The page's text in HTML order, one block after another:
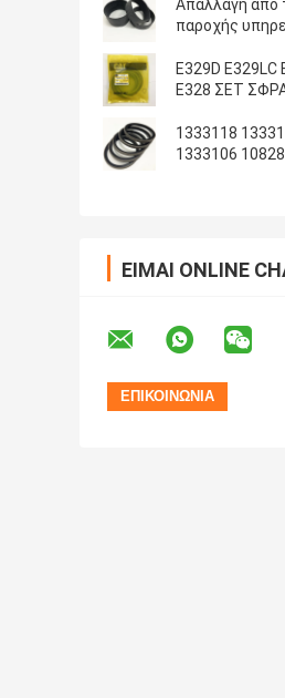
Απαλλαγή από
παροχής
E329D E329LC
E328 ΣΕΤ
1333118
1333106
ΕΊΜΑΙ ONLINE